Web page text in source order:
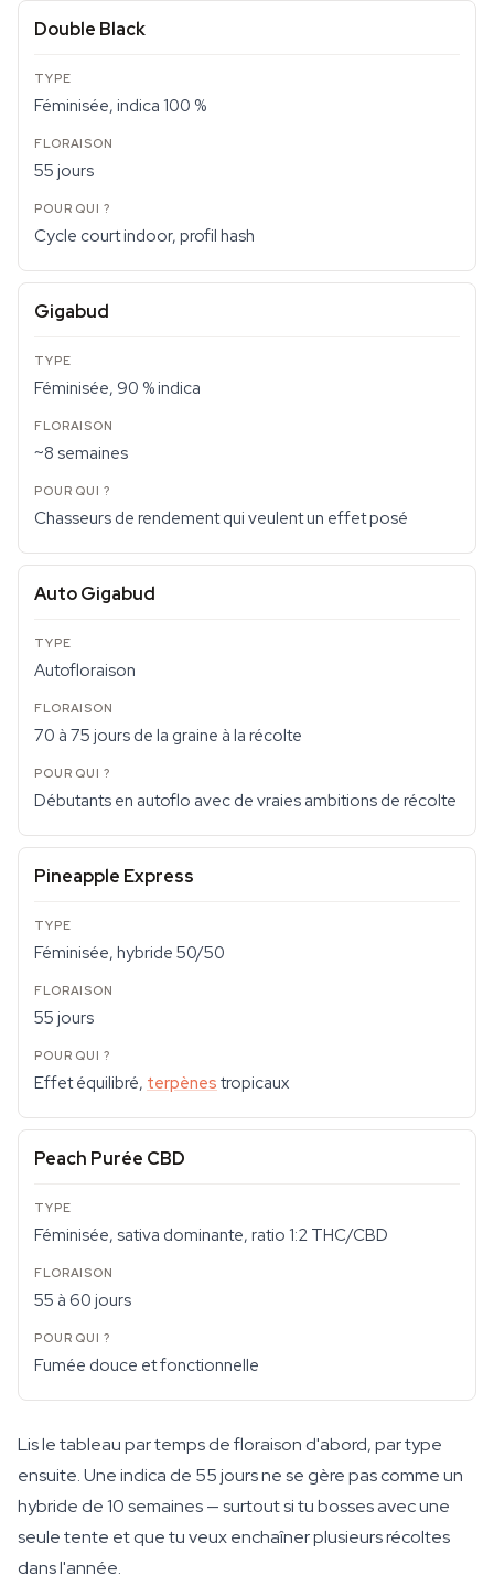
Double Black
Féminisée, indica 100 %
55 jours
Cycle court indoor, profil hash
Gigabud
Féminisée, 90 % indica
~8 semaines
Chasseurs de rendement qui veulent un effet posé
Auto Gigabud
Autofloraison
70 à 75 jours de la graine à la récolte
Débutants en autoflo avec de vraies ambitions de récolte
Pineapple Express
Féminisée, hybride 50/50
55 jours
Effet équilibré, terpènes tropicaux
Peach Purée CBD
Féminisée, sativa dominante, ratio 1:2 THC/CBD
55 à 60 jours
Fumée douce et fonctionnelle
Lis le tableau par temps de floraison d'abord, par type
ensuite. Une indica de 55 jours ne se gère pas comme un
hybride de 10 semaines — surtout si tu bosses avec une
seule tente et que tu veux enchaîner plusieurs récoltes
dans l'année.